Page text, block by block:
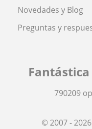
Novedades y Blog
Preguntas y
Fantástica
790209
© 2007 -